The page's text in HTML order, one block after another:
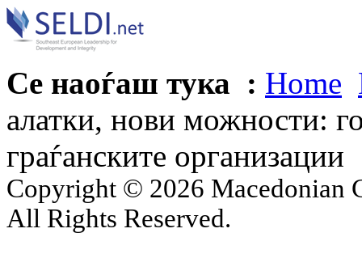
Се наоѓаш тука : Home
алатки, нови можности:
граѓанските организации
Copyright © 2026 Macedonian
All Rights Reserved.